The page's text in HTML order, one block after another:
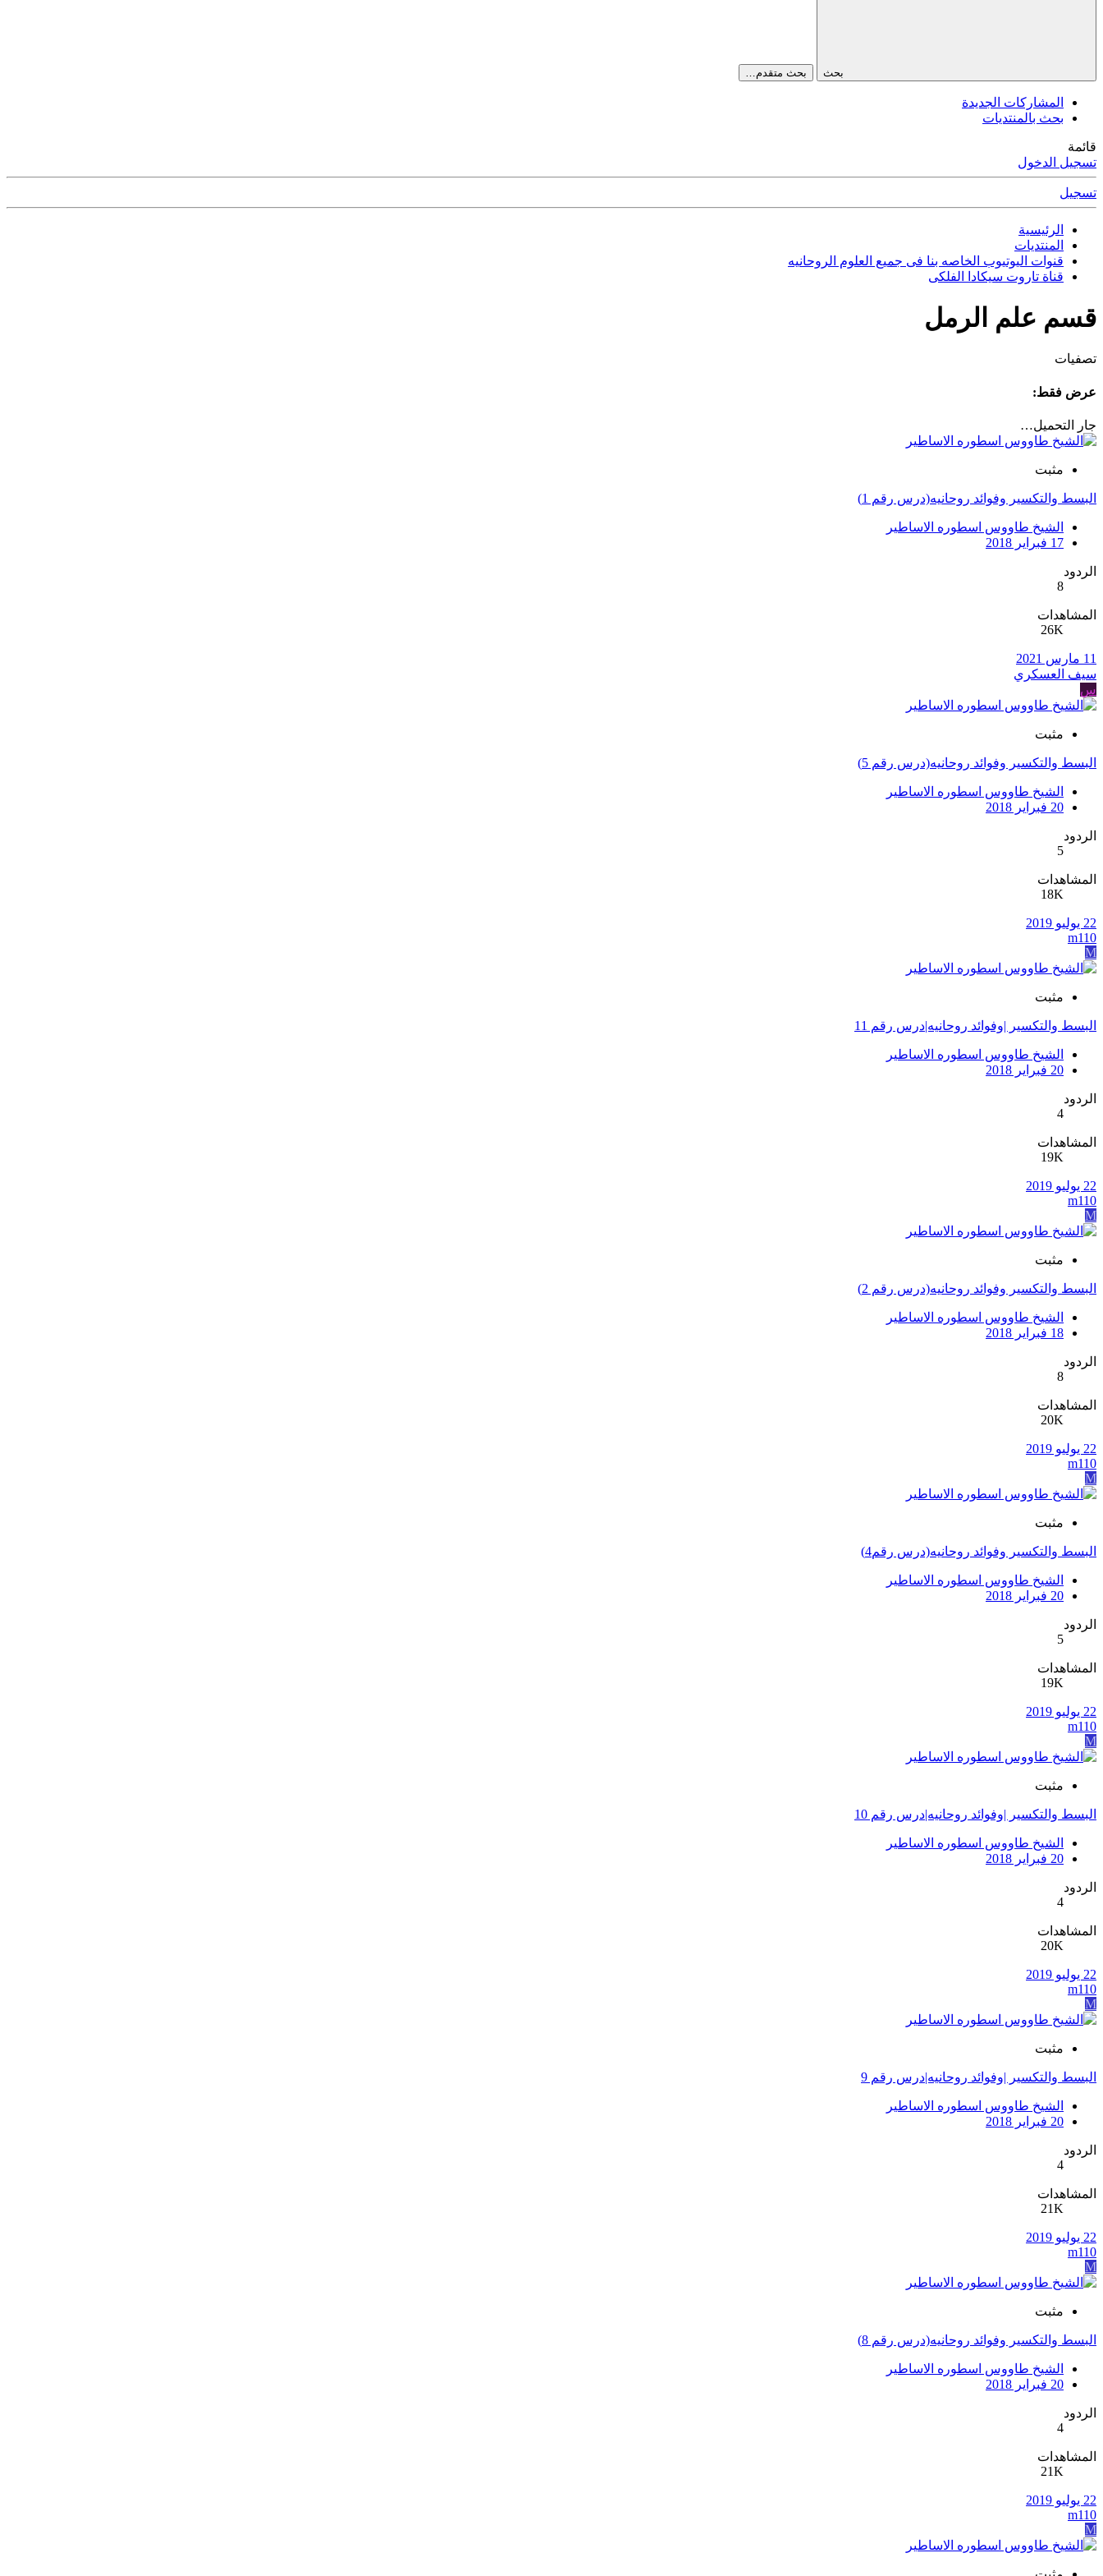
بحث بحث متقدم…
المشاركات الجديدة
بحث بالمنتديات
قائمة
تسجيل الدخول
تسجيل
الرئيسية
المنتديات
قنوات اليوتيوب الخاصه بنا فى جميع العلوم الروحانيه
قناة تاروت سيكادا الفلكى
قسم علم الرمل
تصفيات
عرض فقط:
جار التحميل…
مثبت
البسط والتكسير وفوائد روحانيه(درس رقم 1)
الشيخ طاووس اسطوره الاساطير
17 فبراير 2018
الردود
8
المشاهدات
26K
11 مارس 2021
سيف العسكري
س
مثبت
البسط والتكسير وفوائد روحانيه(درس رقم 5)
الشيخ طاووس اسطوره الاساطير
20 فبراير 2018
الردود
5
المشاهدات
18K
22 يوليو 2019
m110
M
مثبت
البسط والتكسير |وفوائد روحانيه|درس رقم 11
الشيخ طاووس اسطوره الاساطير
20 فبراير 2018
الردود
4
المشاهدات
19K
22 يوليو 2019
m110
M
مثبت
البسط والتكسير وفوائد روحانيه(درس رقم 2)
الشيخ طاووس اسطوره الاساطير
18 فبراير 2018
الردود
8
المشاهدات
20K
22 يوليو 2019
m110
M
مثبت
البسط والتكسير وفوائد روحانيه(درس رقم4)
الشيخ طاووس اسطوره الاساطير
20 فبراير 2018
الردود
5
المشاهدات
19K
22 يوليو 2019
m110
M
مثبت
البسط والتكسير |وفوائد روحانيه|درس رقم 10
الشيخ طاووس اسطوره الاساطير
20 فبراير 2018
الردود
4
المشاهدات
20K
22 يوليو 2019
m110
M
مثبت
البسط والتكسير |وفوائد روحانيه|درس رقم 9
الشيخ طاووس اسطوره الاساطير
20 فبراير 2018
الردود
4
المشاهدات
21K
22 يوليو 2019
m110
M
مثبت
البسط والتكسير وفوائد روحانيه(درس رقم 8)
الشيخ طاووس اسطوره الاساطير
20 فبراير 2018
الردود
4
المشاهدات
21K
22 يوليو 2019
m110
M